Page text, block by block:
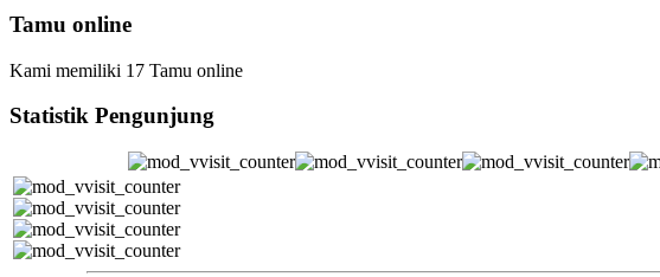
Tamu online
Kami memiliki 17 Tamu online
Statistik Pengunjung